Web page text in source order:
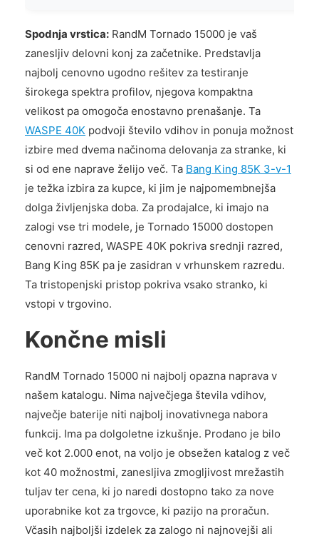
Spodnja vrstica: RandM Tornado 15000 je vaš
zanesljiv delovni konj za začetnike. Predstavlja
najbolj cenovno ugodno rešitev za testiranje
širokega spektra profilov, njegova kompaktna
velikost pa omogoča enostavno prenašanje. Ta
WASPE 40K podvoji število vdihov in ponuja možnost
izbire med dvema načinoma delovanja za stranke, ki
si od ene naprave želijo več. Ta Bang King 85K 3-v-1
je težka izbira za kupce, ki jim je najpomembnejša
dolga življenjska doba. Za prodajalce, ki imajo na
zalogi vse tri modele, je Tornado 15000 dostopen
cenovni razred, WASPE 40K pokriva srednji razred,
Bang King 85K pa je zasidran v vrhunskem razredu.
Ta tristopenjski pristop pokriva vsako stranko, ki
vstopi v trgovino.
Končne misli
RandM Tornado 15000 ni najbolj opazna naprava v
našem katalogu. Nima največjega števila vdihov,
največje baterije niti najbolj inovativnega nabora
funkcij. Ima pa dolgoletne izkušnje. Prodano je bilo
več kot 2.000 enot, na voljo je obsežen katalog z več
kot 40 možnostmi, zanesljiva zmogljivost mrežastih
tuljav ter cena, ki jo naredi dostopno tako za nove
uporabnike kot za trgovce, ki pazijo na proračun.
Včasih najboljši izdelek za zalogo ni najnovejši ali